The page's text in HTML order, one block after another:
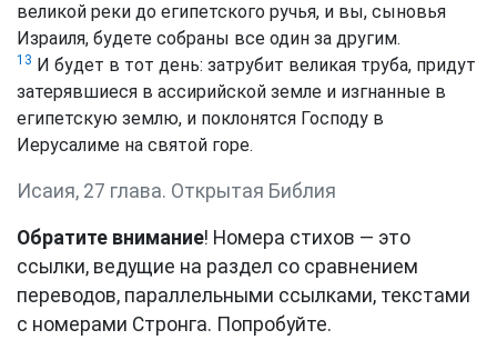
великой реки до египетского ручья, и вы, сыновья
Израиля, будете собраны все один за другим.
13 И будет в тот день: затрубит великая труба, придут
затерявшиеся в ассирийской земле и изгнанные в
египетскую землю, и поклонятся Господу в
Иерусалиме на святой горе.
Исаия, 27 глава. Открытая Библия
Обратите внимание! Номера стихов — это
ссылки, ведущие на раздел со сравнением
переводов, параллельными ссылками, текстами
с номерами Стронга. Попробуйте.